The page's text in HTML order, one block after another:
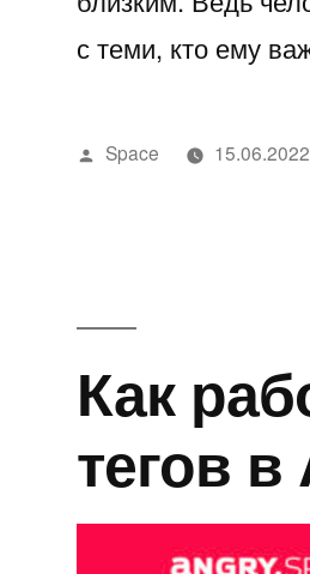
с теми, кто ему
Написано
Space 15.06.2022
Как
тегов